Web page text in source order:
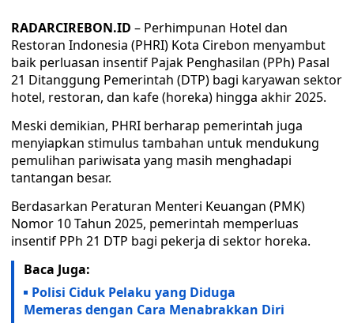
RADARCIREBON.ID – Perhimpunan Hotel dan
Restoran Indonesia (PHRI) Kota Cirebon menyambut
baik perluasan insentif Pajak Penghasilan (PPh) Pasal
21 Ditanggung Pemerintah (DTP) bagi karyawan sektor
hotel, restoran, dan kafe (horeka) hingga akhir 2025.
Meski demikian, PHRI berharap pemerintah juga
menyiapkan stimulus tambahan untuk mendukung
pemulihan pariwisata yang masih menghadapi
tantangan besar.
Berdasarkan Peraturan Menteri Keuangan (PMK)
Nomor 10 Tahun 2025, pemerintah memperluas
insentif PPh 21 DTP bagi pekerja di sektor horeka.
Baca Juga:
Polisi Ciduk Pelaku yang Diduga
Memeras dengan Cara Menabrakkan Diri